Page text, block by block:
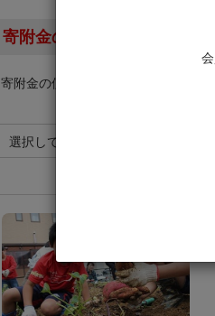
寄附金の使い道
寄附金の使い道を下記より選択して
選択してください